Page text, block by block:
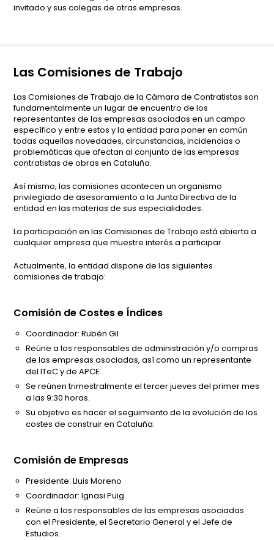
invitado y sus colegas de otras empresas.
Las Comisiones de Trabajo
Las Comisiones de Trabajo de la Cámara de Contratistas son
fundamentalmente un lugar de encuentro de los
representantes de las empresas asociadas en un campo
específico y entre estos y la entidad para poner en común
todas aquellas novedades, circunstancias, incidencias o
problemáticas que afectan al conjunto de las empresas
contratistas de obras en Cataluña.
Así mismo, las comisiones acontecen un organismo
privilegiado de asesoramiento a la Junta Directiva de la
entidad en las materias de sus especialidades.
La participación en las Comisiones de Trabajo está abierta a
cualquier empresa que muestre interés a participar.
Actualmente, la entidad dispone de las siguientes
comisiones de trabajo:
Comisión de Costes e Índices
Coordinador: Rubén Gil
Reúne a los responsables de administración y/o compras
de las empresas asociadas, así como un representante
del ITeC y de APCE.
Se reúnen trimestralmente el tercer jueves del primer mes
a las 9:30 horas.
Su objetivo es hacer el seguimiento de la evolución de los
costes de construir en Cataluña.
Comisión de Empresas
Presidente: Lluis Moreno
Coordinador: Ignasi Puig
Reúne a los responsables de las empresas asociadas
con el Presidente, el Secretario General y el Jefe de
Estudios.